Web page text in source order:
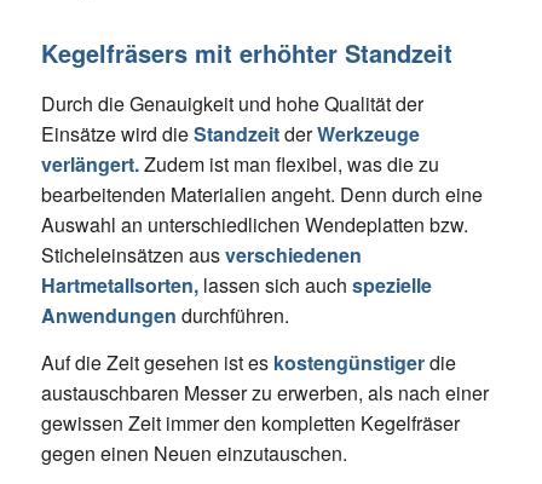
Kegelfräsers mit erhöhter Standzeit
Durch die Genauigkeit und hohe Qualität der
Einsätze wird dieStandzeitderWerkzeuge
verlängert.Zudem ist man flexibel, was die zu
bearbeitenden Materialien angeht. Denn durch eine
Auswahl an unterschiedlichen Wendeplatten bzw.
Sticheleinsätzen ausverschiedenen
Hartmetallsorten,lassen sich auch spezielle
Anwendungen durchführen.
Auf die Zeit gesehen ist es kostengünstigerdie
austauschbaren Messer zu erwerben, als nach einer
gewissen Zeit immer den kompletten Kegelfräser
gegen einen Neuen einzutauschen.